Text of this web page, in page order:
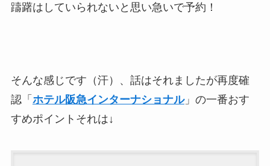
躊躇はしていられないと思い急いで予約！
そんな感じです（汗）、話はそれましたが再度確
認「 ホテル阪急インターナショナル」の一番おす
すめポイントそれは↓